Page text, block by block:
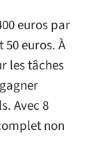
euros par
euros. À
les tâches
Avec 8
non